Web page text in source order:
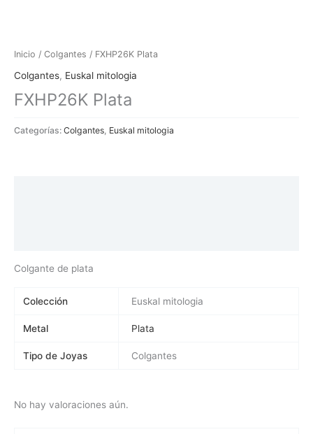
Inicio / Colgantes / FXHP26K Plata
Colgantes, Euskal mitologia
FXHP26K Plata
Categorías: Colgantes Euskal mitologia
Colgante de plata
Colección Euskal mitologia
Metal Plata
Tipo de Joyas Colgantes
No hay valoraciones aún.